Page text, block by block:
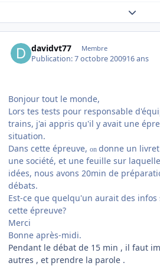
Expand
davidvt77 Membre
Publication:7 octobre 200916 ans
Bonjour tout le monde,
Lors tes tests pour responsable
trains, j'ai appris qu'il y avait une
situation.
Dans cette épreuve, on donne un
une société, et une feuille sur
idées, nous avons 20min de
débats.
Est-ce que quelqu'un aurait des infos
cette épreuve?
Merci
Bonne après-midi.
Pendant le débat de 15 min , il faut
autres , et prendre la parole .